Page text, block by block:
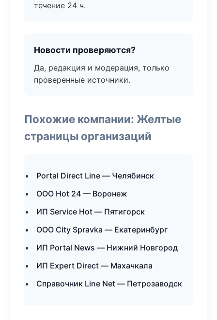
течение 24 ч.
Новости проверяются?
Да, редакция и модерация, только
проверенные источники.
Похожие компании: Желтые
страницы организаций
Portal Direct Line — Челябинск
ООО Hot 24 — Воронеж
ИП Service Hot — Пятигорск
ООО City Spravka — Екатеринбург
ИП Portal News — Нижний Новгород
ИП Expert Direct — Махачкала
Справочник Line Net — Петрозаводск